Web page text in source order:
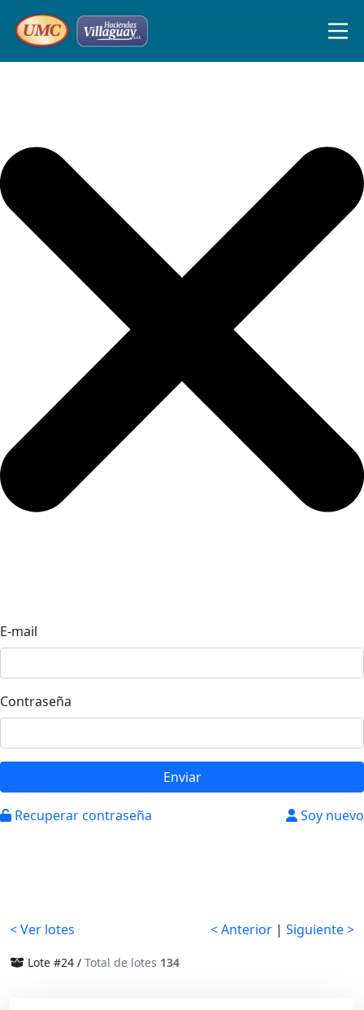
Iniciar sesión
E-mail
Contraseña
Enviar
Recuperar contraseña Soy nuevo
< Ver lotes < Anterior | Siguiente >
Lote #24 / Total de lotes 134